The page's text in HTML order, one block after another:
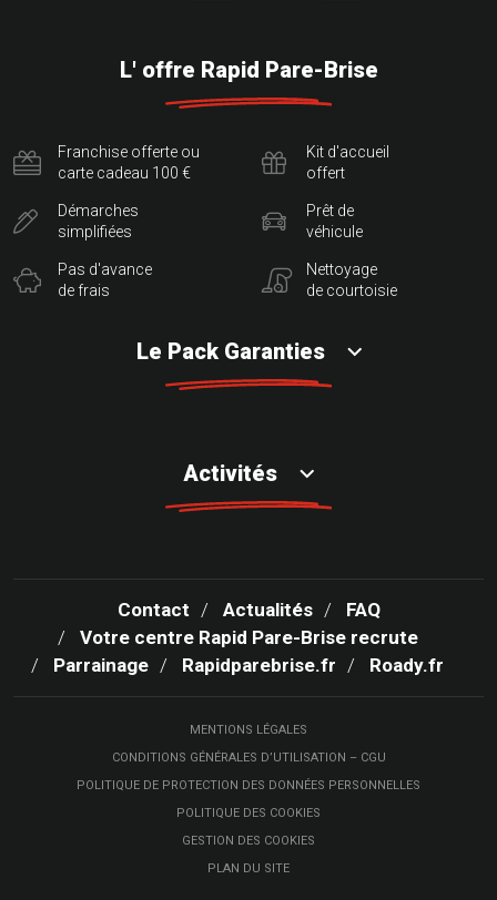
L' offre Rapid Pare-Brise
Franchise offerte ou
carte cadeau 100 €
Démarches
simplifiées
Pas d'avance
de frais
Kit d'accueil
offert
Prêt de
véhicule
Nettoyage
de courtoisie
Le Pack Garanties
Activités
Contact Actualités
FAQ
Votre centre Rapid Pare-Brise recrute
Parrainage
Rapidparebrise.fr Roady.fr
MENTIONS LÉGALES
CONDITIONS GÉNÉRALES D’UTILISATION – CGU
POLITIQUE DE PROTECTION DES DONNÉES PERSONNELLES
POLITIQUE DES COOKIES
GESTION DES COOKIES
PLAN DU SITE